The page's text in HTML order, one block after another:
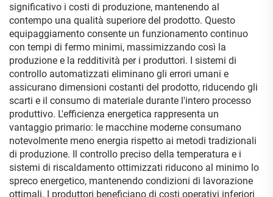
significativo i costi di produzione, mantenendo al
contempo una qualità superiore del prodotto. Questo
equipaggiamento consente un funzionamento continuo
con tempi di fermo minimi, massimizzando così la
produzione e la redditività per i produttori. I sistemi di
controllo automatizzati eliminano gli errori umani e
assicurano dimensioni costanti del prodotto, riducendo gli
scarti e il consumo di materiale durante l'intero processo
produttivo. L'efficienza energetica rappresenta un
vantaggio primario: le macchine moderne consumano
notevolmente meno energia rispetto ai metodi tradizionali
di produzione. Il controllo preciso della temperatura e i
sistemi di riscaldamento ottimizzati riducono al minimo lo
spreco energetico, mantenendo condizioni di lavorazione
ottimali. I produttori beneficiano di costi operativi inferiori